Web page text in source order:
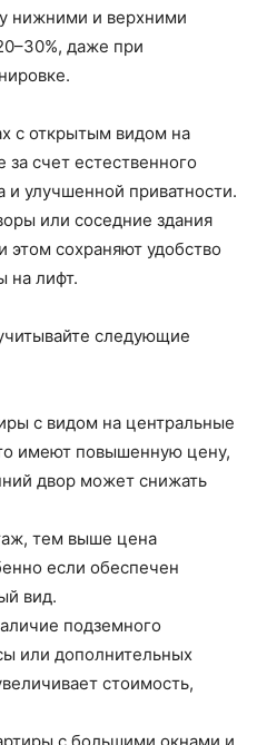
нижними и верхними
даже при
с открытым видом на
счет естественного
улучшенной приватности.
или соседние здания
сохраняют удобство
на лифт.
следующие
с видом на центральные
имеют повышенную цену,
двор может снижать
тем выше цена
если обеспечен
вид.
подземного
или дополнительных
стоимость,